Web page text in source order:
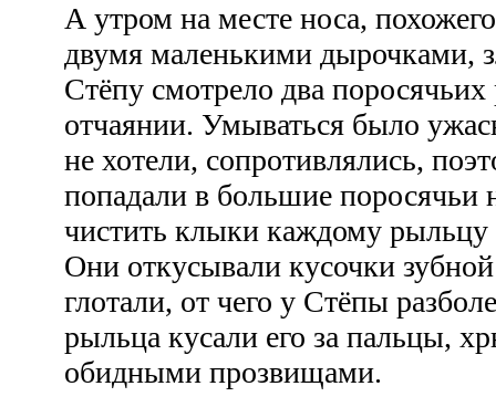
А утром на месте носа,
двумя маленькими дырочками,
Стёпу смотрело два
отчаянии. Умываться было
не хотели, сопротивлялись,
попадали в большие поросячьи
чистить клыки каждому рыльцу
Они откусывали кусочки
глотали, от чего у Стёпы
рыльца кусали его за пальцы,
обидными прозвищами.